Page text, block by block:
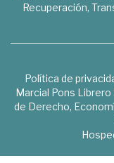
Recuperación,
Política de
Marcial Pons
de Derecho,